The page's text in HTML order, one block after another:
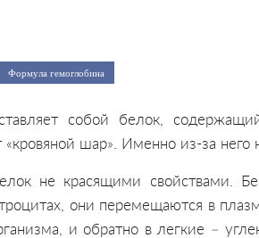
Формула гемоглобина
собой белок,
«кровяной шар». Именно из-за него
не красящими свойствами.
они перемещаются в
и обратно в легкие –